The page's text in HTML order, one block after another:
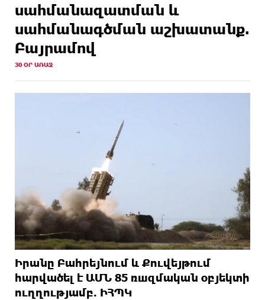
սահմանազատման և
սահմանագծման աշխատանք.
Բայրամով
30 ՕՐ ԱՌԱՋ
Իրանը Բահրեյնում և Քուվեյթում
hարվածել է ԱՄՆ 85 ռшզմական օբյեկտի
ուղղությամբ. ԻՀՊԿ